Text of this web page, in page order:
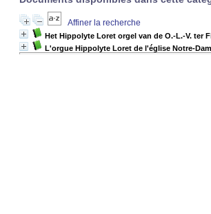
Affiner la recherche
Het Hippolyte Loret orgel van de O.-L.-V. ter
L'orgue Hippolyte Loret de l'église Notre-